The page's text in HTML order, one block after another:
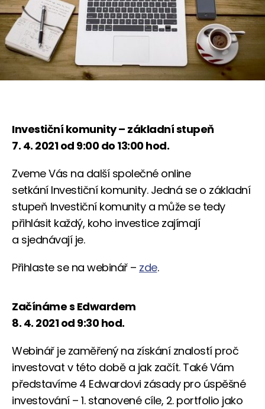
Investiční komunity – základní stupeň
7. 4. 2021 od 9:00 do 13:00 hod.
Zveme Vás na další společné online
setkání Investiční komunity. Jedná se o základní
stupeň Investiční komunity a může se tedy
přihlásit každý, koho investice zajímají
a sjednávají je.
Přihlaste se na webinář – zde.
Začínáme s Edwardem
8. 4. 2021 od 9:30 hod.
Webinář je zaměřený na získání znalostí proč
investovat v této době a jak začít. Také Vám
představíme 4 Edwardovi zásady pro úspěšné
investování – 1. stanovené cíle, 2. portfolio jako